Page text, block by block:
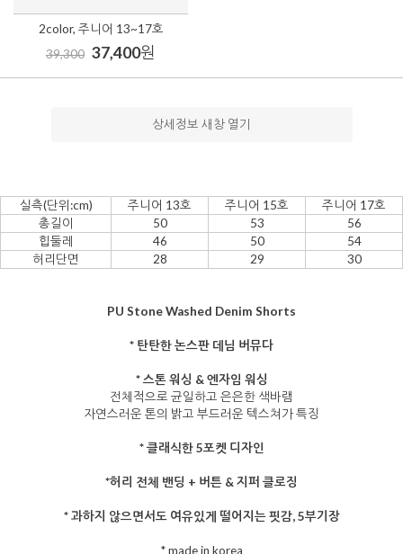
2color, 주니어 13~17호
39,300 37,400원
상세정보 새창 열기
실측(단위:cm) 주니어 13호 주니어 15호
주니어 17호
총길이
50 53
56
힙둘레
46 50
54
허리단면
28 29 30
PU Stone Washed Denim Shorts
* 탄탄한 논스판 데님 버뮤다
* 스톤 워싱 & 엔자임 워싱
전체적으로 균일하고 은은한 색바램
자연스러운 톤의 밝고 부드러운 텍스쳐가 특징
* 클래식한 5포켓 디자인
*허리 전체 밴딩 + 버튼 & 지퍼 클로징
* 과하지 않으면서도 여유있게 떨어지는 핏감, 5부기장
* made in korea